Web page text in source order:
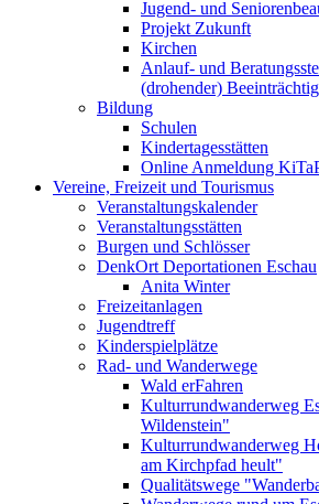
Jugend- und
Projekt Zukunft
Kirchen
Anlauf- und
(drohender)
Bildung
Schulen
Kindertagesstätten
Online Anmeldung
Vereine, Freizeit und Tourismus
Veranstaltungskalender
Veranstaltungsstätten
Burgen und Schlösser
DenkOrt Deportationen Eschau
Anita Winter
Freizeitanlagen
Jugendtreff
Kinderspielplätze
Rad- und Wanderwege
Wald erFahren
Kulturrundwanderweg
Wildenstein"
Kulturrundwanderweg
am Kirchpfad heult"
Qualitätswege